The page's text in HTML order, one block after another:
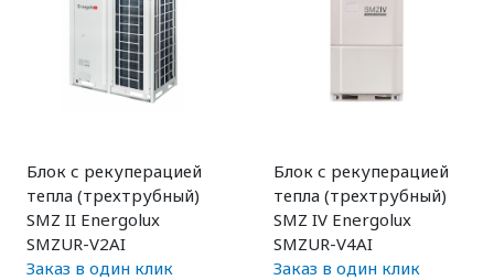
Блок с рекуперацией
тепла (трехтрубный)
SMZ II Energolux
SMZUR-V2AI
Заказ в один клик
Блок с рекуперацией
тепла (трехтрубный)
SMZ IV Energolux
SMZUR-V4AI
Заказ в один клик